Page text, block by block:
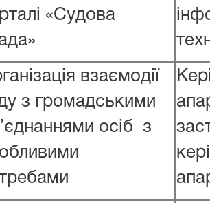
«Судова
взаємодії
з громадськими
осіб з